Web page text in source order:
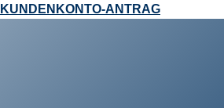
KUNDENKONTO-ANTRAG